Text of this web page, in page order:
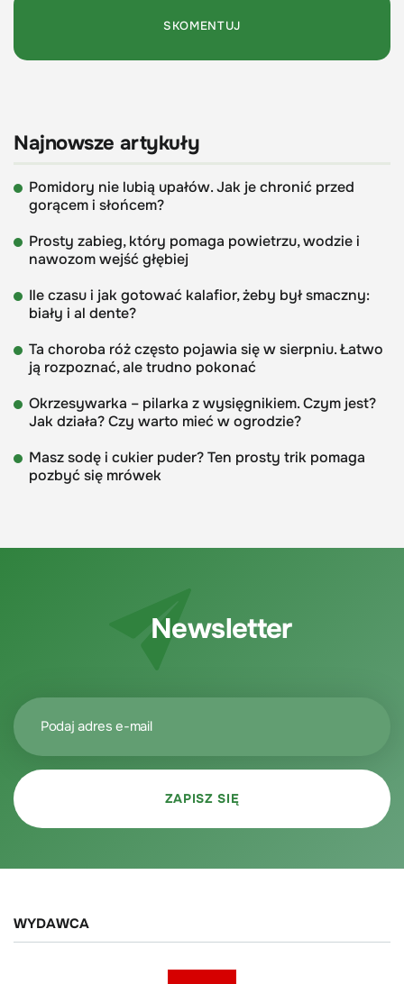
Najnowsze artykuły
Pomidory nie lubią upałów. Jak je chronić przed
gorącem i słońcem?
Prosty zabieg, który pomaga powietrzu, wodzie i
nawozom wejść głębiej
Ile czasu i jak gotować kalafior, żeby był smaczny:
biały i al dente?
Ta choroba róż często pojawia się w sierpniu. Łatwo
ją rozpoznać, ale trudno pokonać
Okrzesywarka – pilarka z wysięgnikiem. Czym jest?
Jak działa? Czy warto mieć w ogrodzie?
Masz sodę i cukier puder? Ten prosty trik pomaga
pozbyć się mrówek
Newsletter
WYDAWCA